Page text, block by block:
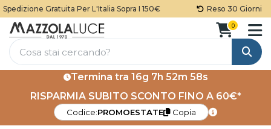
Gratuita Per L'Italia Sopra I 150€ Reso 30 Giorni
Cerca
0
Termina tra 16g 7h 52m 58s
RISPARMIA SUBITO SCONTO FINO A 60€*
Codice:PROMOESTATE Copia